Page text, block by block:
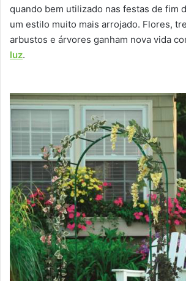
quando bem utilizado nas festas de fim
um estilo muito mais arrojado. Flores,
arbustos e árvores ganham nova vida
luz.